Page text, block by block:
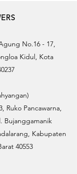
No.16 - 17,
Kidul, Kota
Ruko Pancawarna,
Bujanggamanik
Kabupaten
40553